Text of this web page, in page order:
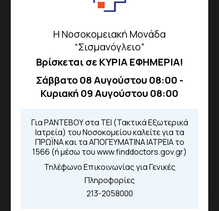
Η Νοσοκομειακή Μονάδα
“Σισμανόγλειο”
Βρίσκεται σε ΚΥΡΙΑ ΕΦΗΜΕΡΙΑ!
Σάββατο 08 Αυγούστου 08:00 -
Κυριακή 09 Αυγούστου 08:00
Για ΡΑΝΤΕΒΟΥ στα ΤΕΙ (Τακτικά Εξωτερικά
Ιατρεία) του Νοσοκομείου καλείτε για τα
ΠΡΩΪΝΑ και τα ΑΠΟΓΕΥΜΑΤΙΝΑ ΙΑΤΡΕΙΑ το
1566 (ή μέσω του www.finddoctors.gov.gr)
Τηλέφωνο Επικοινωνίας για Γενικές
Πληροφορίες
213-2058000
Για τα πρωινά και τα απογευματινά
Από τον ιστότοποeΡαντεβού
1566
Μέσω της εφαρμογής "MyHealth
ΓΝΑ Νοσοκομείο Σισμανόγλειο - Αμαλία Φλέμιγκ
Το Σισμανόγλειο συνεργάζεται με άλλα νοσηλευτικά
ιδρύματα και μονάδες υγείας στα πλαίσια εφαρμογής
ειδικών προγραμμάτων βελτίωσης της ποιότητας